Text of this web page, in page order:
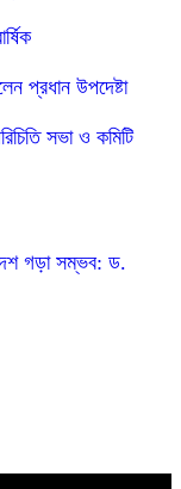
প্রধান উপদেষ্টা
সভা ও কমিটি
দেশ গড়া সম্ভব: ড.